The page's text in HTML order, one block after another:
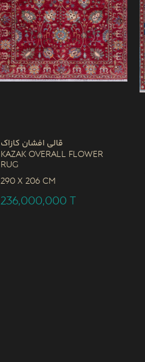
قالی افشان کازاک
Kazak Overall Flower
Rug
290 x 206 CM
236,000,000 T